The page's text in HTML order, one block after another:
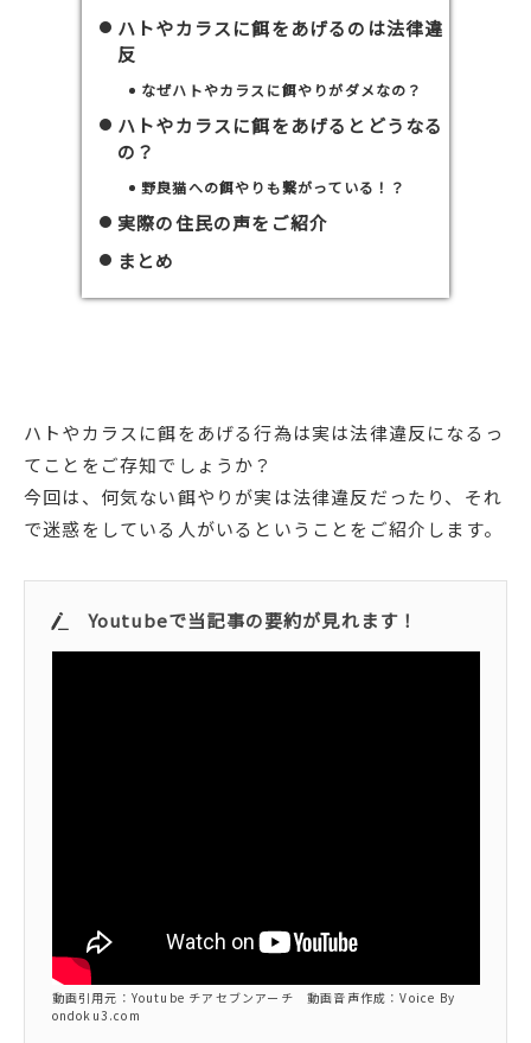
ハトやカラスに餌をあげるのは法律違
反
なぜハトやカラスに餌やりがダメなの？
ハトやカラスに餌をあげるとどうなる
の？
野良猫への餌やりも繋がっている！？
実際の住民の声をご紹介
まとめ
ハトやカラスに餌をあげる行為は実は法律違反になるっ
てことをご存知でしょうか？
今回は、何気ない餌やりが実は法律違反だったり、それ
で迷惑をしている人がいるということをご紹介します。
Youtubeで当記事の要約が見れます！
動画引用元：Youtube チアセブンアーチ 動画音声作成：Voice By
ondoku3.com